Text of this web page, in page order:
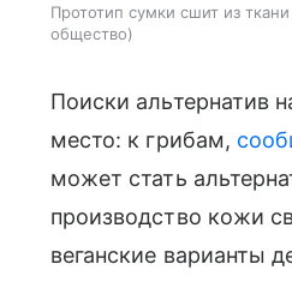
Прототип сумки сшит из
общество
Поиски альтернатив
место: к грибам,
может стать
производство кожи
веганские варианты